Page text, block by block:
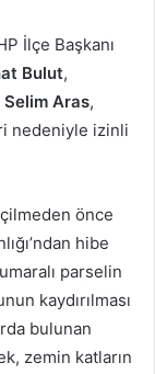
İlçe Başkanı
Bulut,
Aras,
nedeniyle izinli
önce
hibe
parselin
kaydırılması
bulunan
zemin katların